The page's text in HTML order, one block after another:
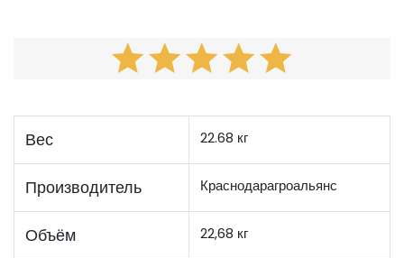
Вес 22.68 кг
Производитель Краснодарагроальянс
Объём 22,68 кг